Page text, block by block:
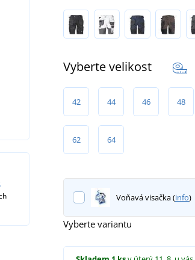
Vyberte velikost
42 44 46 48
62 64
Voňavá visačka (info)
Vyberte variantu